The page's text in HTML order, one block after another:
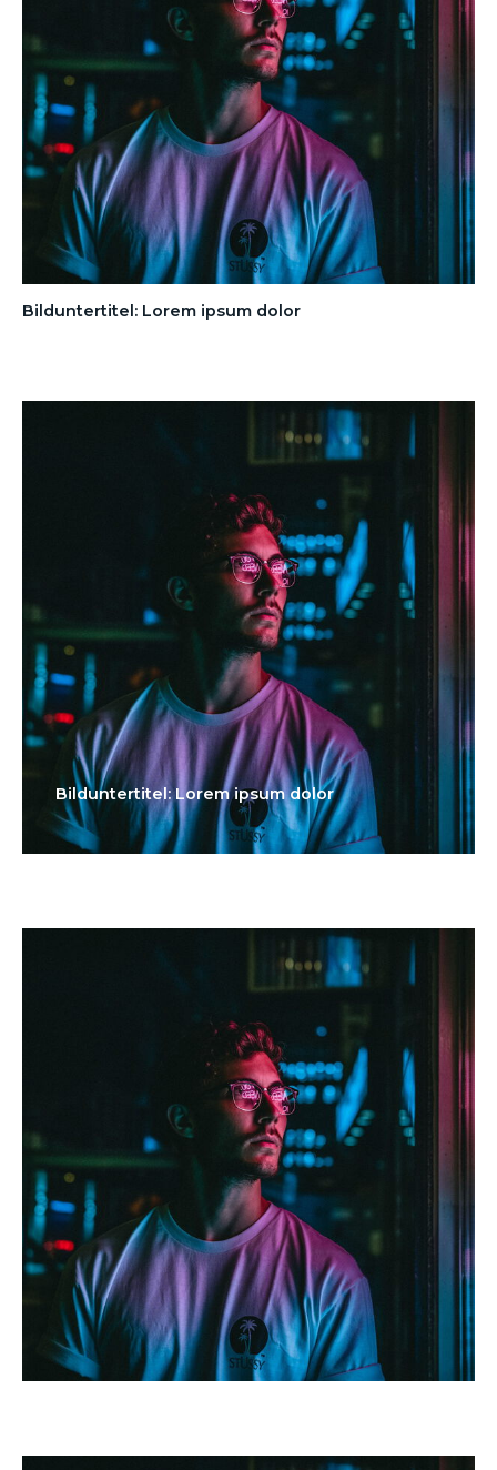
Bilduntertitel: Lorem ipsum dolor
Bilduntertitel: Lorem ipsum dolor